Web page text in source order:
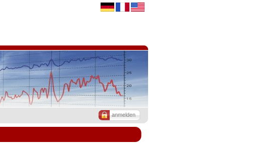
anmelden